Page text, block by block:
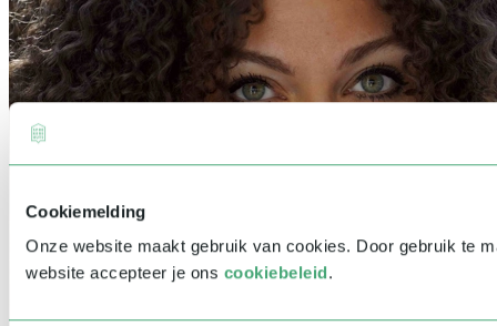
Cookiemelding
Onze website maakt gebruik van cookies. Door gebruik te
website accepteer je ons cookiebeleid.